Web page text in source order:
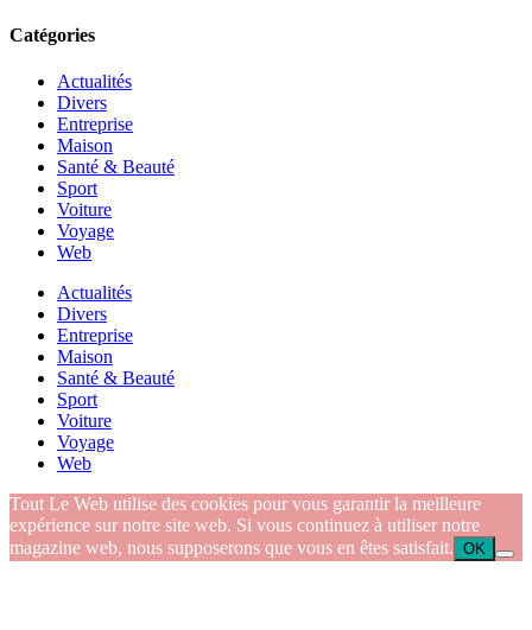
Catégories
Actualités
Divers
Entreprise
Maison
Santé & Beauté
Sport
Voiture
Voyage
Web
Actualités
Divers
Entreprise
Maison
Santé & Beauté
Sport
Voiture
Voyage
Web
Tout Le Web utilise des cookies pour vous garantir la meilleure
expérience sur notre site web. Si vous continuez à utiliser notre
magazine web, nous supposerons que vous en êtes satisfait. OK